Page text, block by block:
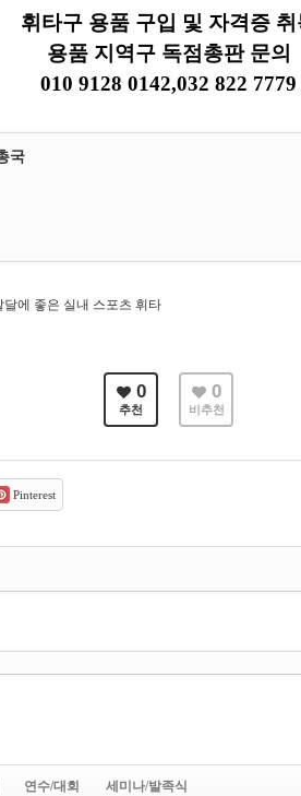
휘타구 용품 구입 및 자격증 취
용품 지역구 독점총판 문의
010 9128 0142,032 822 7779
국
에 좋은 실내 스포츠 휘타
0
추천
0
비추천
Pinterest
연수/대회
세미나/발족식